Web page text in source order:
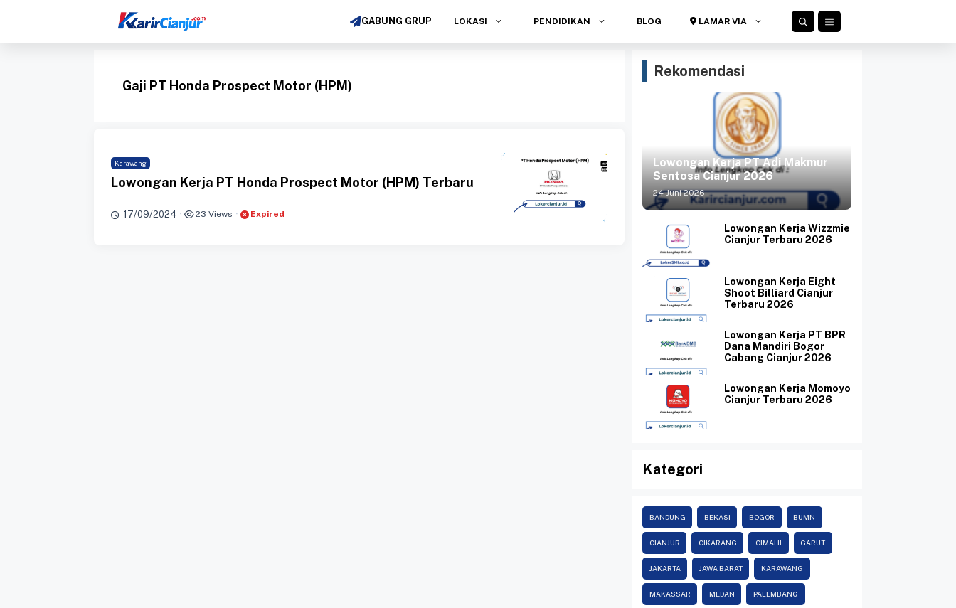
isi
GABUNG GRUP LOKASI PENDIDIKAN BLOG LAMAR VIA
Gaji PT Honda Prospect Motor (HPM)
Karawang
Lowongan Kerja PT Honda Prospect Motor (HPM) Terbaru
17/09/2024 · 23 Views · Expired
Rekomendasi
Lowongan Kerja PT Adi Makmur
Sentosa Cianjur 2026
24 Juni 2026
Lowongan Kerja Wizzmie
Cianjur Terbaru 2026
Lowongan Kerja Eight
Shoot Billiard Cianjur
Terbaru 2026
Lowongan Kerja PT BPR
Dana Mandiri Bogor
Cabang Cianjur 2026
Lowongan Kerja Momoyo
Cianjur Terbaru 2026
Kategori
BANDUNG BEKASI BOGOR BUMN
CIANJUR CIKARANG CIMAHI GARUT
JAKARTA JAWA BARAT KARAWANG
MAKASSAR MEDAN PALEMBANG